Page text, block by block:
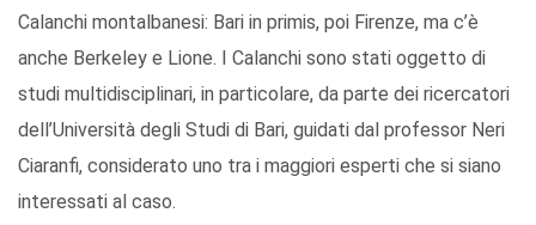
Calanchi montalbanesi: Bari in primis, poi Firenze, ma c’è
anche Berkeley e Lione. I Calanchi sono stati oggetto di
studi multidisciplinari, in particolare, da parte dei ricercatori
dell’Università degli Studi di Bari, guidati dal professor Neri
Ciaranfi, considerato uno tra i maggiori esperti che si siano
interessati al caso.